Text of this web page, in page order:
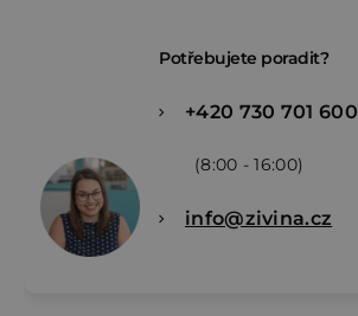
Potřebujete poradit?
+420 730 701 600
(8:00 - 16:00)
info@zivina.cz